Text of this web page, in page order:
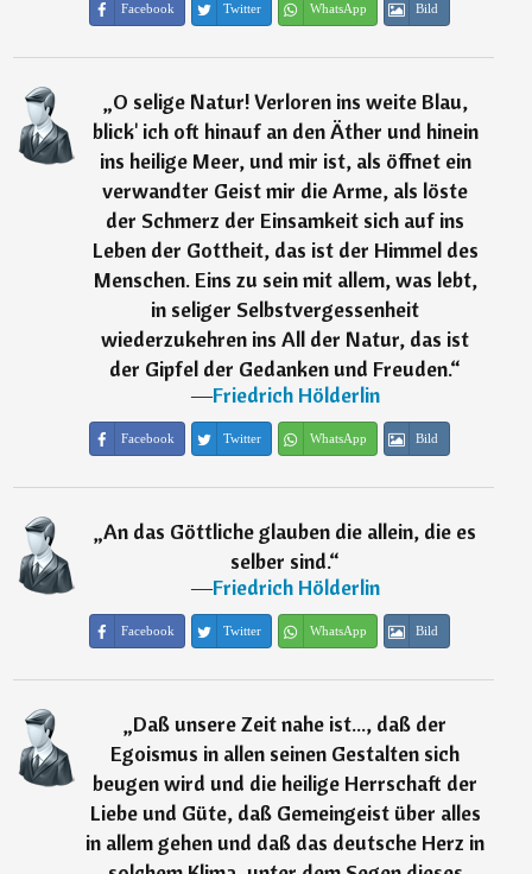
Facebook Twitter WhatsApp Bild
„O selige Natur! Verloren ins weite Blau,
blick' ich oft hinauf an den Äther und hinein
ins heilige Meer, und mir ist, als öffnet ein
verwandter Geist mir die Arme, als löste
der Schmerz der Einsamkeit sich auf ins
Leben der Gottheit, das ist der Himmel des
Menschen. Eins zu sein mit allem, was lebt,
in seliger Selbstvergessenheit
wiederzukehren ins All der Natur, das ist
der Gipfel der Gedanken und Freuden.“
―Friedrich Hölderlin
Facebook Twitter WhatsApp Bild
„An das Göttliche glauben die allein, die es
selber sind.“
―Friedrich Hölderlin
Facebook Twitter WhatsApp Bild
„Daß unsere Zeit nahe ist..., daß der
Egoismus in allen seinen Gestalten sich
beugen wird und die heilige Herrschaft der
Liebe und Güte, daß Gemeingeist über alles
in allem gehen und daß das deutsche Herz in